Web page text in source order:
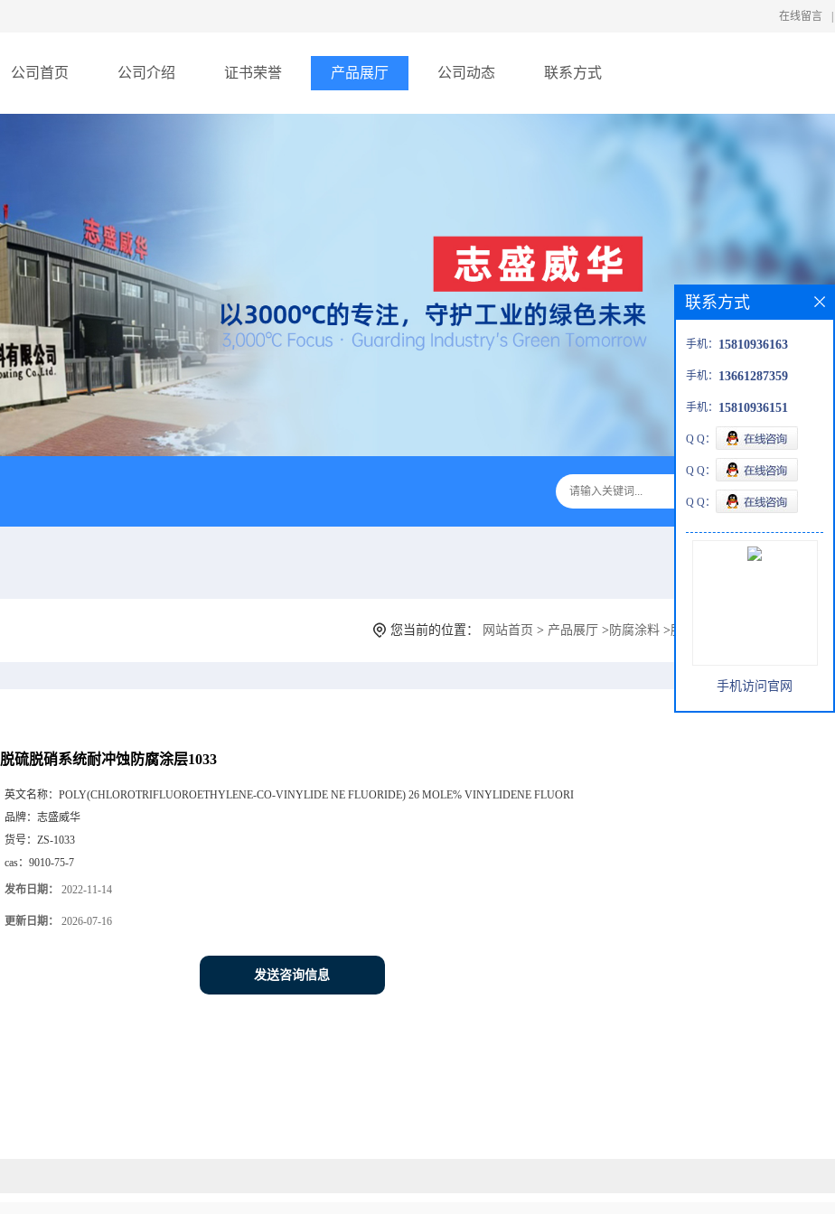
在线留言
公司首页 公司介绍 证书荣誉 产品展厅 公司动态 联系方式
您当前的位置： 网站首页 > 产品展厅 > 防腐涂料 >脱硫脱硝系统耐冲蚀防腐涂
脱硫脱硝系统耐冲蚀防腐涂层1033
英文名称： POLY(CHLOROTRIFLUOROETHYLENE-CO-VINYLIDE NE FLUORIDE) 26 MOLE% VINYLIDENE FLUORI
品牌： 志盛威华
货号： ZS-1033
cas： 9010-75-7
发布日期： 2022-11-14
更新日期： 2026-07-16
发送咨询信息
联系方式
手机： 15810936163
手机： 13661287359
手机： 15810936151
Q Q：
Q Q：
Q Q：
手机访问官网